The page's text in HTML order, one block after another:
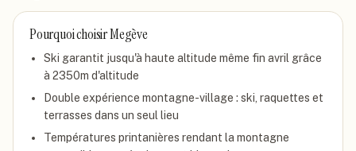
Pourquoi choisirMegève
Ski garantit jusqu'à haute altitude même fin avril grâce
à 2350m d'altitude
Double expérience montagne-village : ski, raquettes et
terrasses dans un seul lieu
Températures printanières rendant la montagne